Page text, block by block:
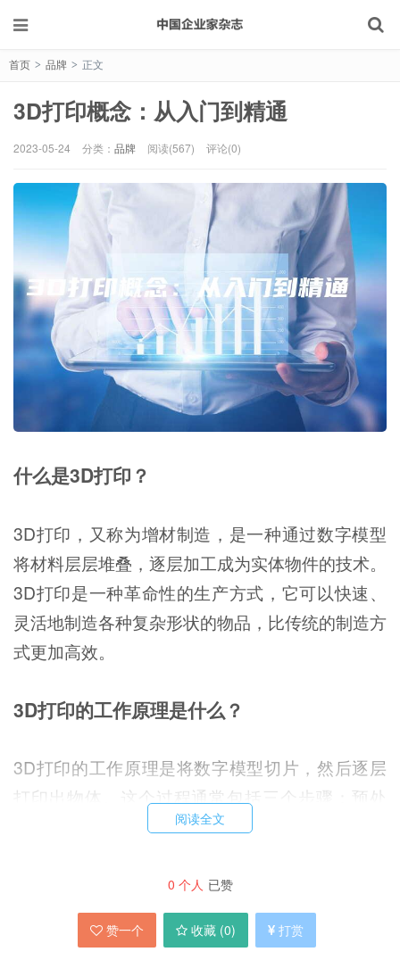
首页 > 品牌 > 正文
3D打印概念：从入门到精通
2023-05-24 分类： 品牌 阅读(567) 评论(0)
什么是3D打印？
3D打印，又称为增材制造，是一种通过数字模型
将材料层层堆叠，逐层加工成为实体物件的技术。
3D打印是一种革命性的生产方式，它可以快速、
灵活地制造各种复杂形状的物品，比传统的制造方
式更加高效。
3D打印的工作原理是什么？
3D打印的工作原理是将数字模型切片，然后逐层
打印出物体。这个过程通常包括三个步骤：预处
理、打印和后处理。预处理包括将数字模型转换成
包括去除支撑结构、清洗表面等。
3D打印有哪些应用？
阅读全文
0 个人 已赞
赞一个 收藏 (0) 打赏